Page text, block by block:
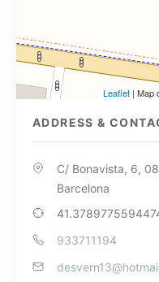
Leaflet | Map
ADDRESS &
C/ Bonavista, 6,
Barcelona
933711194